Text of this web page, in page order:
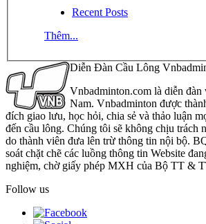
Recent Posts
Thêm...
Diễn Đàn Cầu Lông
Vnbadminton.com là diễn
Nam. Vnbadminton được
đích giao lưu, học hỏi, chia sẻ và thảo luận
đến cầu lông. Chúng tôi sẽ không chịu trách
do thành viên đưa lên trừ thông tin nội bộ.
soát chặt chẽ các luồng thông tin Website
nghiệm, chờ giấy phép MXH của Bộ TT &
Follow us